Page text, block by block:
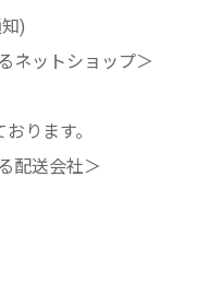
)
ネットショップ＞
ります。
配送会社＞